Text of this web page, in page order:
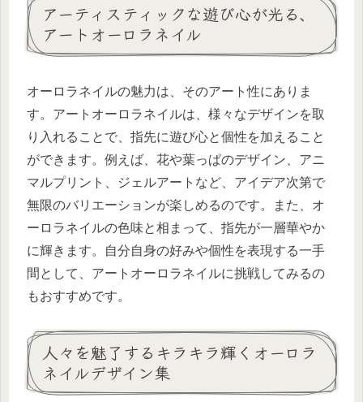
アーティスティックな遊び心が光る、
アートオーロラネイル
オーロラネイルの魅力は、そのアート性にありま
す。アートオーロラネイルは、様々なデザインを取
り入れることで、指先に遊び心と個性を加えること
ができます。例えば、花や葉っぱのデザイン、アニ
マルプリント、ジェルアートなど、アイデア次第で
無限のバリエーションが楽しめるのです。また、オ
ーロラネイルの色味と相まって、指先が一層華やか
に輝きます。自分自身の好みや個性を表現する一手
間として、アートオーロラネイルに挑戦してみるの
もおすすめです。
人々を魅了するキラキラ輝くオーロラ
ネイルデザイン集